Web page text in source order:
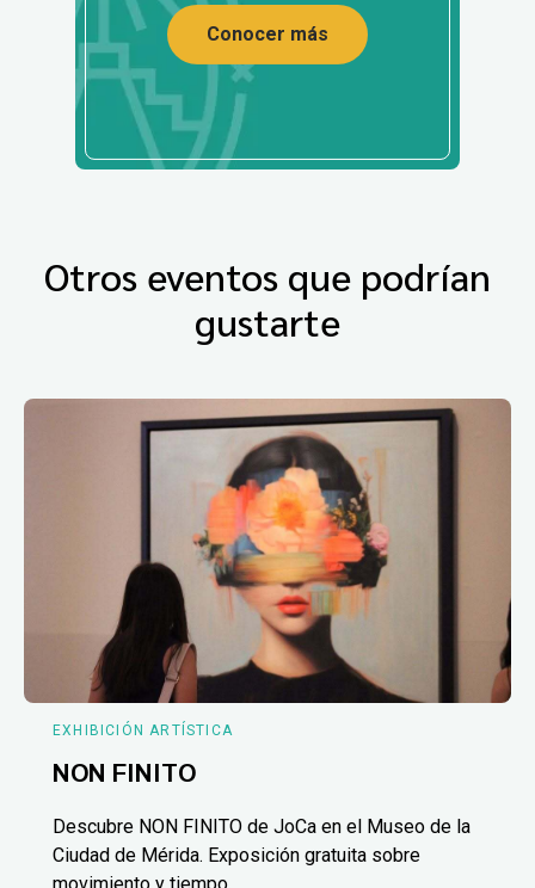
Conocer más
Otros eventos que podrían
gustarte
EXHIBICIÓN ARTÍSTICA
NON FINITO
Descubre NON FINITO de JoCa en el Museo de la
Ciudad de Mérida. Exposición gratuita sobre